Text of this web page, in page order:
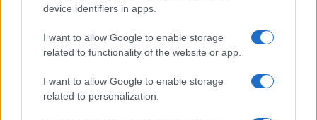
device identifiers in apps.
I want to allow Google to enable storage
related to functionality of the website or app.
I want to allow Google to enable storage
related to personalization.
e performance
Marco Tessari · 8 Ago 2026
NEWS